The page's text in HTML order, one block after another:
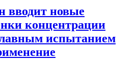
вводит новые
концентрации
испытанием